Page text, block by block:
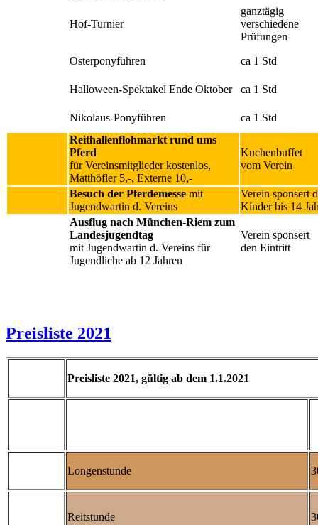
Hof-Turnier
ganztägig
verschiedene
Prüfungen
Osterponyführen
ca 1 Std
Halloween-Spektakel Ende Oktober ca 1 Std
Nikolaus-Ponyführen
ca 1 Std
Reithallenflohmarkt rund ums
Pferd
für Vereinsmitglieder kostenlos,
Matthöfler 5,-, Externe 10,-
Kuchenbuffet
vom Verein
Besuch der Pferdemesse mit
Jugendwartin d. Vereins
Verein sponsert
Kinder bis 14
Ausflug nach München-Riem zum
Landesjugendtag
mit Jugendwartin d. Vereins für
Jugendliche ab 12 Jahren
Verein sponsert
den Eintritt
Preisliste 2021
Preisliste 2021, gültig ab dem 1.1.2021
Longenstunde
Reitstunde